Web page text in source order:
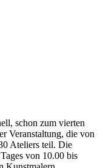
schon zum vierten
Veranstaltung, die von
Ateliers teil. Die
von 10.00 bis